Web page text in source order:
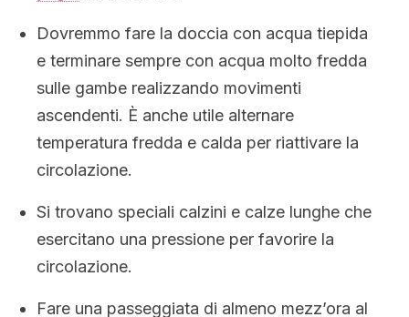
Dovremmo fare la doccia con acqua tiepida
e terminare sempre con acqua molto fredda
sulle gambe realizzando movimenti
ascendenti. È anche utile alternare
temperatura fredda e calda per riattivare la
circolazione.
Si trovano speciali calzini e calze lunghe che
esercitano una pressione per favorire la
circolazione.
Fare una passeggiata di almeno mezz’ora al